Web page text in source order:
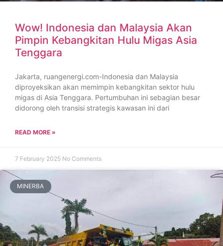
Wow! Indonesia dan Malaysia Akan
Pimpin Kebangkitan Hulu Migas Asia
Tenggara
Jakarta, ruangenergi.com-Indonesia dan Malaysia
diproyeksikan akan memimpin kebangkitan sektor hulu
migas di Asia Tenggara. Pertumbuhan ini sebagian besar
didorong oleh transisi strategis kawasan ini dari
READ MORE »
7 February 2025 No Comments
MINERBA